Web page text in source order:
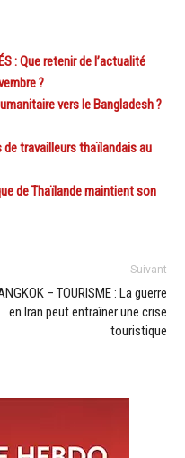
: Que retenir de l’actualité
?
vers le Bangladesh ?
de travailleurs thaïlandais au
de Thaïlande maintient son
Suivant
– TOURISME : La guerre
en Iran peut entraîner une crise
touristique